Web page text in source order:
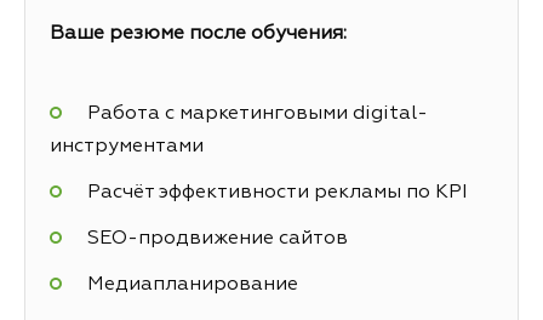
Ваше резюме после обучения:
Работа с маркетинговыми digital-
инструментами
Расчёт эффективности рекламы по KPI
SEO-продвижение сайтов
Медиапланирование